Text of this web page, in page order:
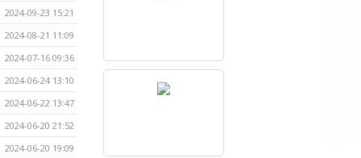
2024-09-23 15:21
2024-08-21 11:09
2024-07-16 09:36
2024-06-24 13:10
2024-06-22 13:47
2024-06-20 21:52
2024-06-20 19:09